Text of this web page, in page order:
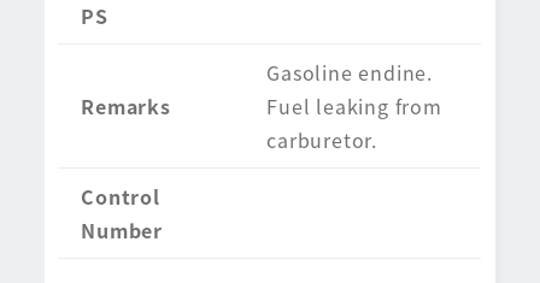
PS
Remarks
Gasoline endine.
Fuel leaking from
carburetor.
Control
Number